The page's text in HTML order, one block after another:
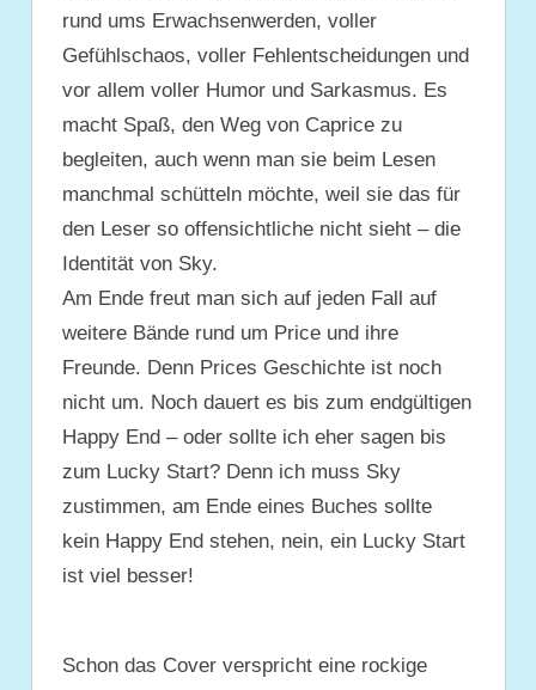
rund ums Erwachsenwerden, voller
Gefühlschaos, voller Fehlentscheidungen und
vor allem voller Humor und Sarkasmus. Es
macht Spaß, den Weg von Caprice zu
begleiten, auch wenn man sie beim Lesen
manchmal schütteln möchte, weil sie das für
den Leser so offensichtliche nicht sieht – die
Identität von Sky.
Am Ende freut man sich auf jeden Fall auf
weitere Bände rund um Price und ihre
Freunde. Denn Prices Geschichte ist noch
nicht um. Noch dauert es bis zum endgültigen
Happy End – oder sollte ich eher sagen bis
zum Lucky Start? Denn ich muss Sky
zustimmen, am Ende eines Buches sollte
kein Happy End stehen, nein, ein Lucky Start
ist viel besser!
Schon das Cover verspricht eine rockige